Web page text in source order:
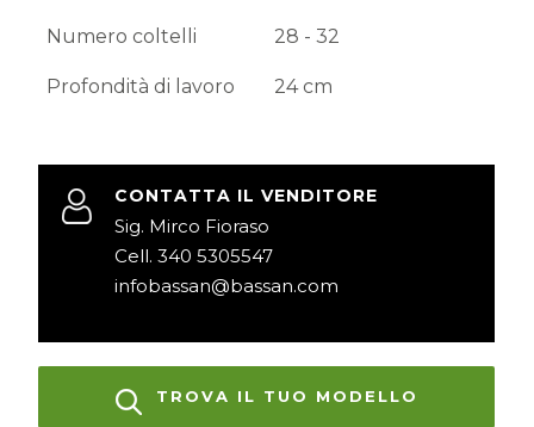
Numero coltelli 28 - 32
Profondità di lavoro 24 cm
CONTATTA IL VENDITORE
Sig. Mirco Fioraso
Cell. 340 5305547
infobassan@bassan.com
TROVA IL TUO MODELLO